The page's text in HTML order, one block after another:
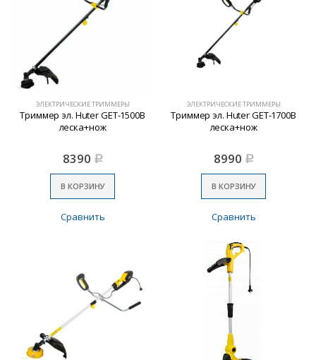
ЭЛЕКТРИЧЕСКИЕ ТРИММЕРЫ
Триммер эл. Huter GET-1500В
леска+нож
8390 Р
В КОРЗИНУ
Сравнить
ЭЛЕКТРИЧЕСКИЕ ТРИММЕРЫ
Триммер эл. Huter GET-1700В
леска+нож
8990 Р
В КОРЗИНУ
Сравнить